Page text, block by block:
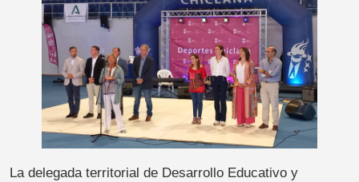
La delegada territorial de Desarrollo Educativo y